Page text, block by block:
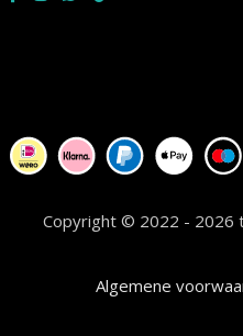
Copyright © 2022 - 2026
Algemene